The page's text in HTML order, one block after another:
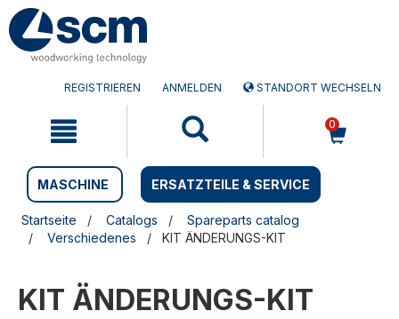
Zum
Inhalt
springen
Zum
Navigationsmen�
springen
REGISTRIEREN ANMELDEN STANDORT WECHSELN
0
MASCHINE ERSATZTEILE & SERVICE
Startseite Catalogs
Spareparts catalog
Verschiedenes
KIT ÄNDERUNGS-KIT
KIT ÄNDERUNGS-KIT